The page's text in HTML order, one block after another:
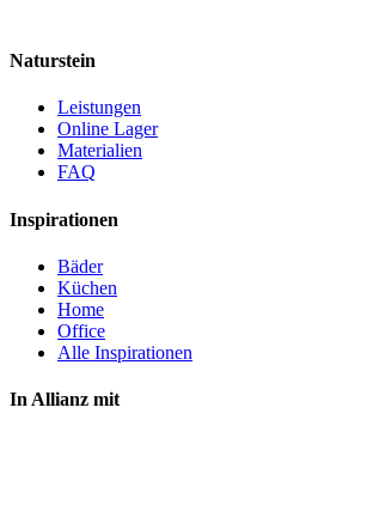
Naturstein
Leistungen
Online Lager
Materialien
FAQ
Inspirationen
Bäder
Küchen
Home
Office
Alle Inspirationen
In Allianz mit